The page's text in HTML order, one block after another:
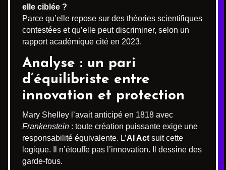
elle ciblée ?
Parce qu’elle repose sur des théories scientifiques
contestées et qu’elle peut discriminer, selon un
rapport académique cité en 2023.
Analyse : un pari
d’équilibriste entre
innovation et protection
Mary Shelley l’avait anticipé en 1818 avec
Frankenstein : toute création puissante exige une
responsabilité équivalente. L’AI Act suit cette
logique. Il n’étouffe pas l’innovation. Il dessine des
garde-fous.